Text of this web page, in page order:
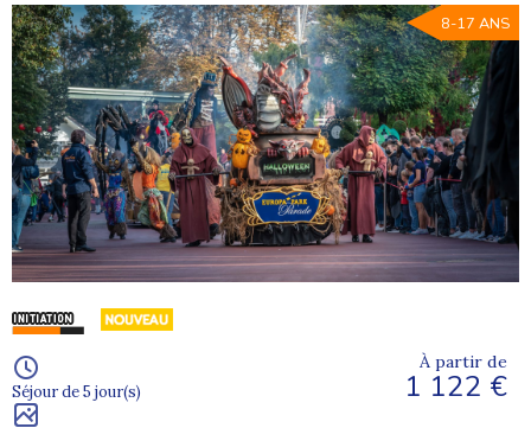
8-17 ANS
Séjour de 5 jour(s)
À partir de
1 122 €